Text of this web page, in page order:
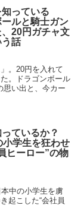
っている
ルと騎士ガン
20円ガチャ文
話
。20円を入れて
。ドラゴンボール
思い出と、今カー
っているか？
小学生を狂わせ
ヒーロー”の物
中の小学生を虜
起こした“会社員